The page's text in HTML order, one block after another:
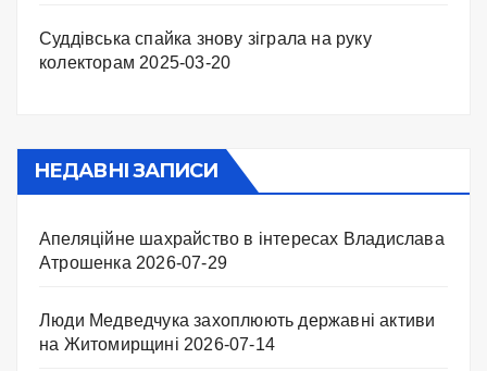
Суддівська спайка знову зіграла на руку
колекторам 2025-03-20
НЕДАВНІ ЗАПИСИ
Апеляційне шахрайство в інтересах Владислава
Атрошенка 2026-07-29
Люди Медведчука захоплюють державні активи
на Житомирщині 2026-07-14